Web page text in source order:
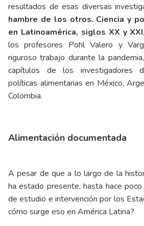
resultados de esas diversas
hambre de los otros. Ciencia y
en Latinoamérica, siglos XX y XXI,
los profesores Pohl Valero y
riguroso trabajo durante la
capítulos de los investigadores
políticas alimentarias en México,
Colombia.
Alimentación documentada
A pesar de que a lo largo de la
ha estado presente, hasta hace
de estudio e intervención por los
cómo surge eso en América Latina?